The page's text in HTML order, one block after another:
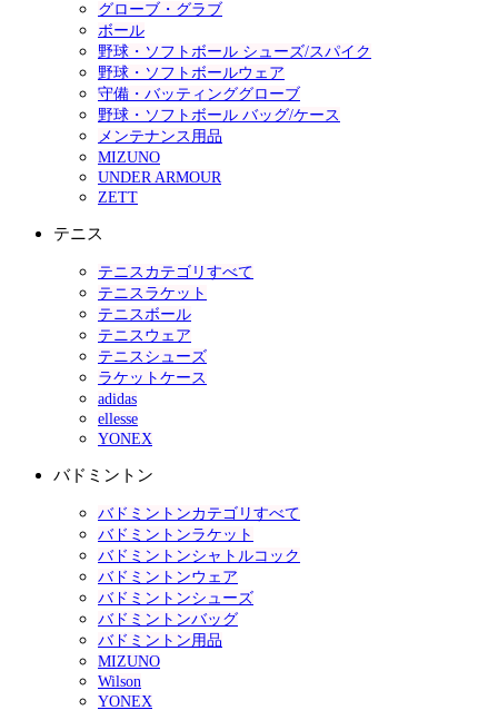
グローブ・グラブ
ボール
野球・ソフトボール シューズ/スパイク
野球・ソフトボールウェア
守備・バッティンググローブ
野球・ソフトボール バッグ/ケース
メンテナンス用品
MIZUNO
UNDER ARMOUR
ZETT
テニス
テニスカテゴリすべて
テニスラケット
テニスボール
テニスウェア
テニスシューズ
ラケットケース
adidas
ellesse
YONEX
バドミントン
バドミントンカテゴリすべて
バドミントンラケット
バドミントンシャトルコック
バドミントンウェア
バドミントンシューズ
バドミントンバッグ
バドミントン用品
MIZUNO
Wilson
YONEX